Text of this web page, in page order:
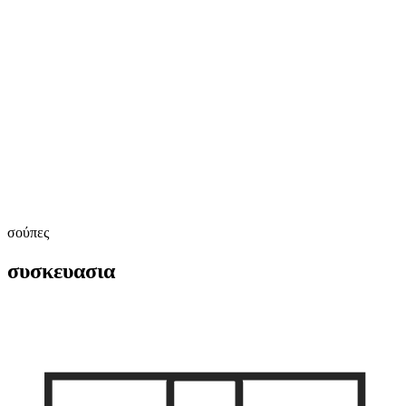
σούπες
συσκευασια